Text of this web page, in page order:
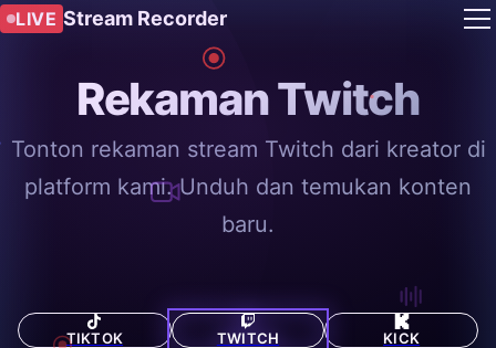
LIVE Stream Recorder
Rekaman Twitch
Tonton rekaman stream Twitch dari kreator di
platform kami. Unduh dan temukan konten
baru.
TIKTOK TWITCH KICK